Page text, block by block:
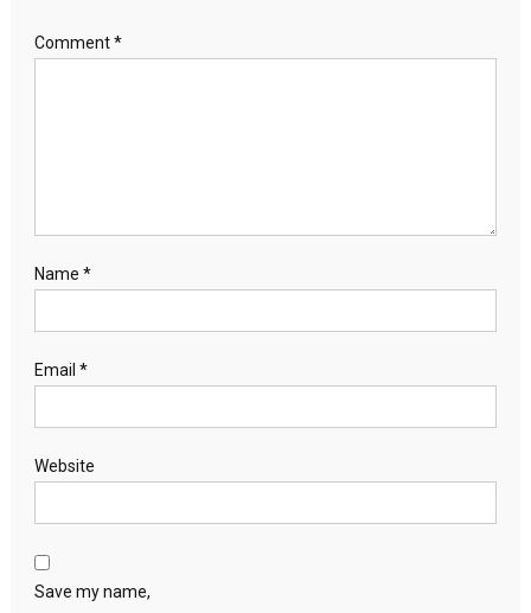
Comment*
Name *
Email *
Website
Save my name,